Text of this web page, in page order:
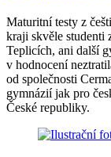
Maturitní testy z
kraji skvěle studenti
Teplicích, ani další
v hodnocení
od společnosti
gymnázií jak pro
České republiky.